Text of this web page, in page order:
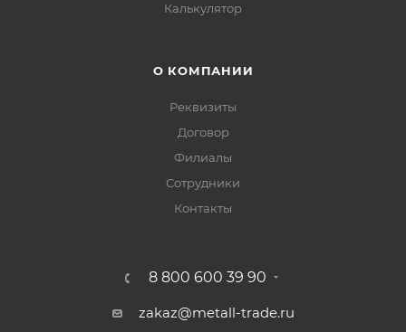
Калькулятор
О КОМПАНИИ
Реквизиты
Договор
Филиалы
Сотрудники
Контакты
8 800 600 39 90
zakaz@metall-trade.ru